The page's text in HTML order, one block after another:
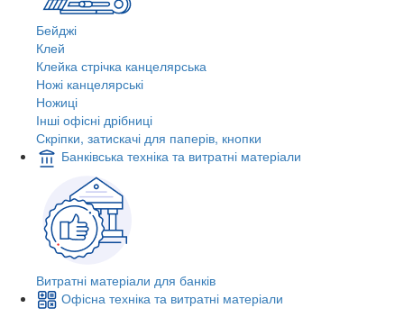
Бейджі
Клей
Клейка стрічка канцелярська
Ножі канцелярські
Ножиці
Інші офісні дрібниці
Скріпки, затискачі для паперів, кнопки
Банківська техніка та витратні матеріали
Витратні матеріали для банків
Офісна техніка та витратні матеріали